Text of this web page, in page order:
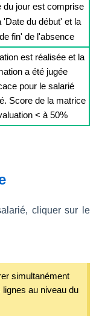
du jour est comprise
'Date du début' et la
fin' de l'absence
est réalisée et la
a été jugée
pour le salarié
Score de la matrice
< à 50%
cliquer sur le
simultanément
au niveau du